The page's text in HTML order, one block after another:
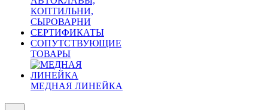
КОПТИЛЬНИ,
СЫРОВАРНИ
СЕРТИФИКАТЫ
СОПУТСТВУЮЩИЕ
ТОВАРЫ
МЕДНАЯ ЛИНЕЙКА